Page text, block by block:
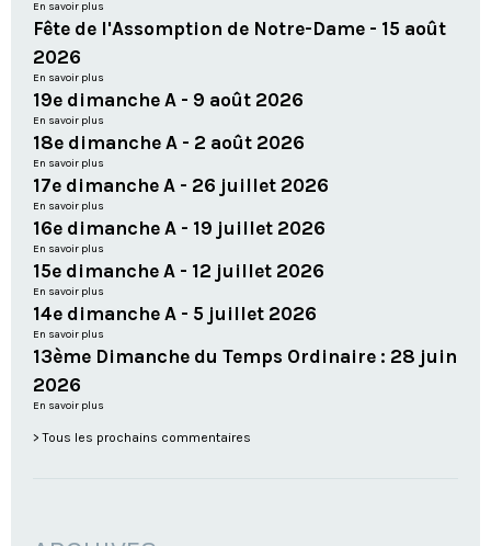
En savoir plus
Fête de l'Assomption de Notre-Dame - 15 août
2026
En savoir plus
19e dimanche A - 9 août 2026
En savoir plus
18e dimanche A - 2 août 2026
En savoir plus
17e dimanche A - 26 juillet 2026
En savoir plus
16e dimanche A - 19 juillet 2026
En savoir plus
15e dimanche A - 12 juillet 2026
En savoir plus
14e dimanche A - 5 juillet 2026
En savoir plus
13ème Dimanche du Temps Ordinaire : 28 juin
2026
En savoir plus
Tous les prochains commentaires